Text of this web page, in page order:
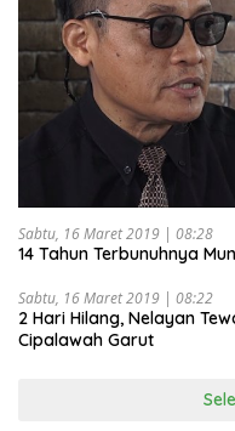
Sabtu, 16 Maret 2019 | 08:28
14 Tahun Terbunuhnya
Sabtu, 16 Maret 2019 | 08:22
2 Hari Hilang, Nelayan
Cipalawah Garut